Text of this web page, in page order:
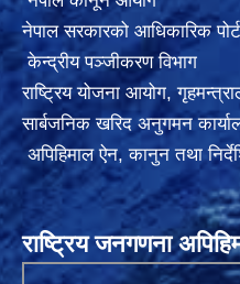
नेपाल सरकारको आधिकारिक
केन्द्रीय पञ्जीकरण विभाग
राष्ट्रिय योजना आयोग,
सार्बजनिक खरिद अनुगमन
अपिहिमाल ऐन, कानुन तथा
राष्ट्रिय जनगणना